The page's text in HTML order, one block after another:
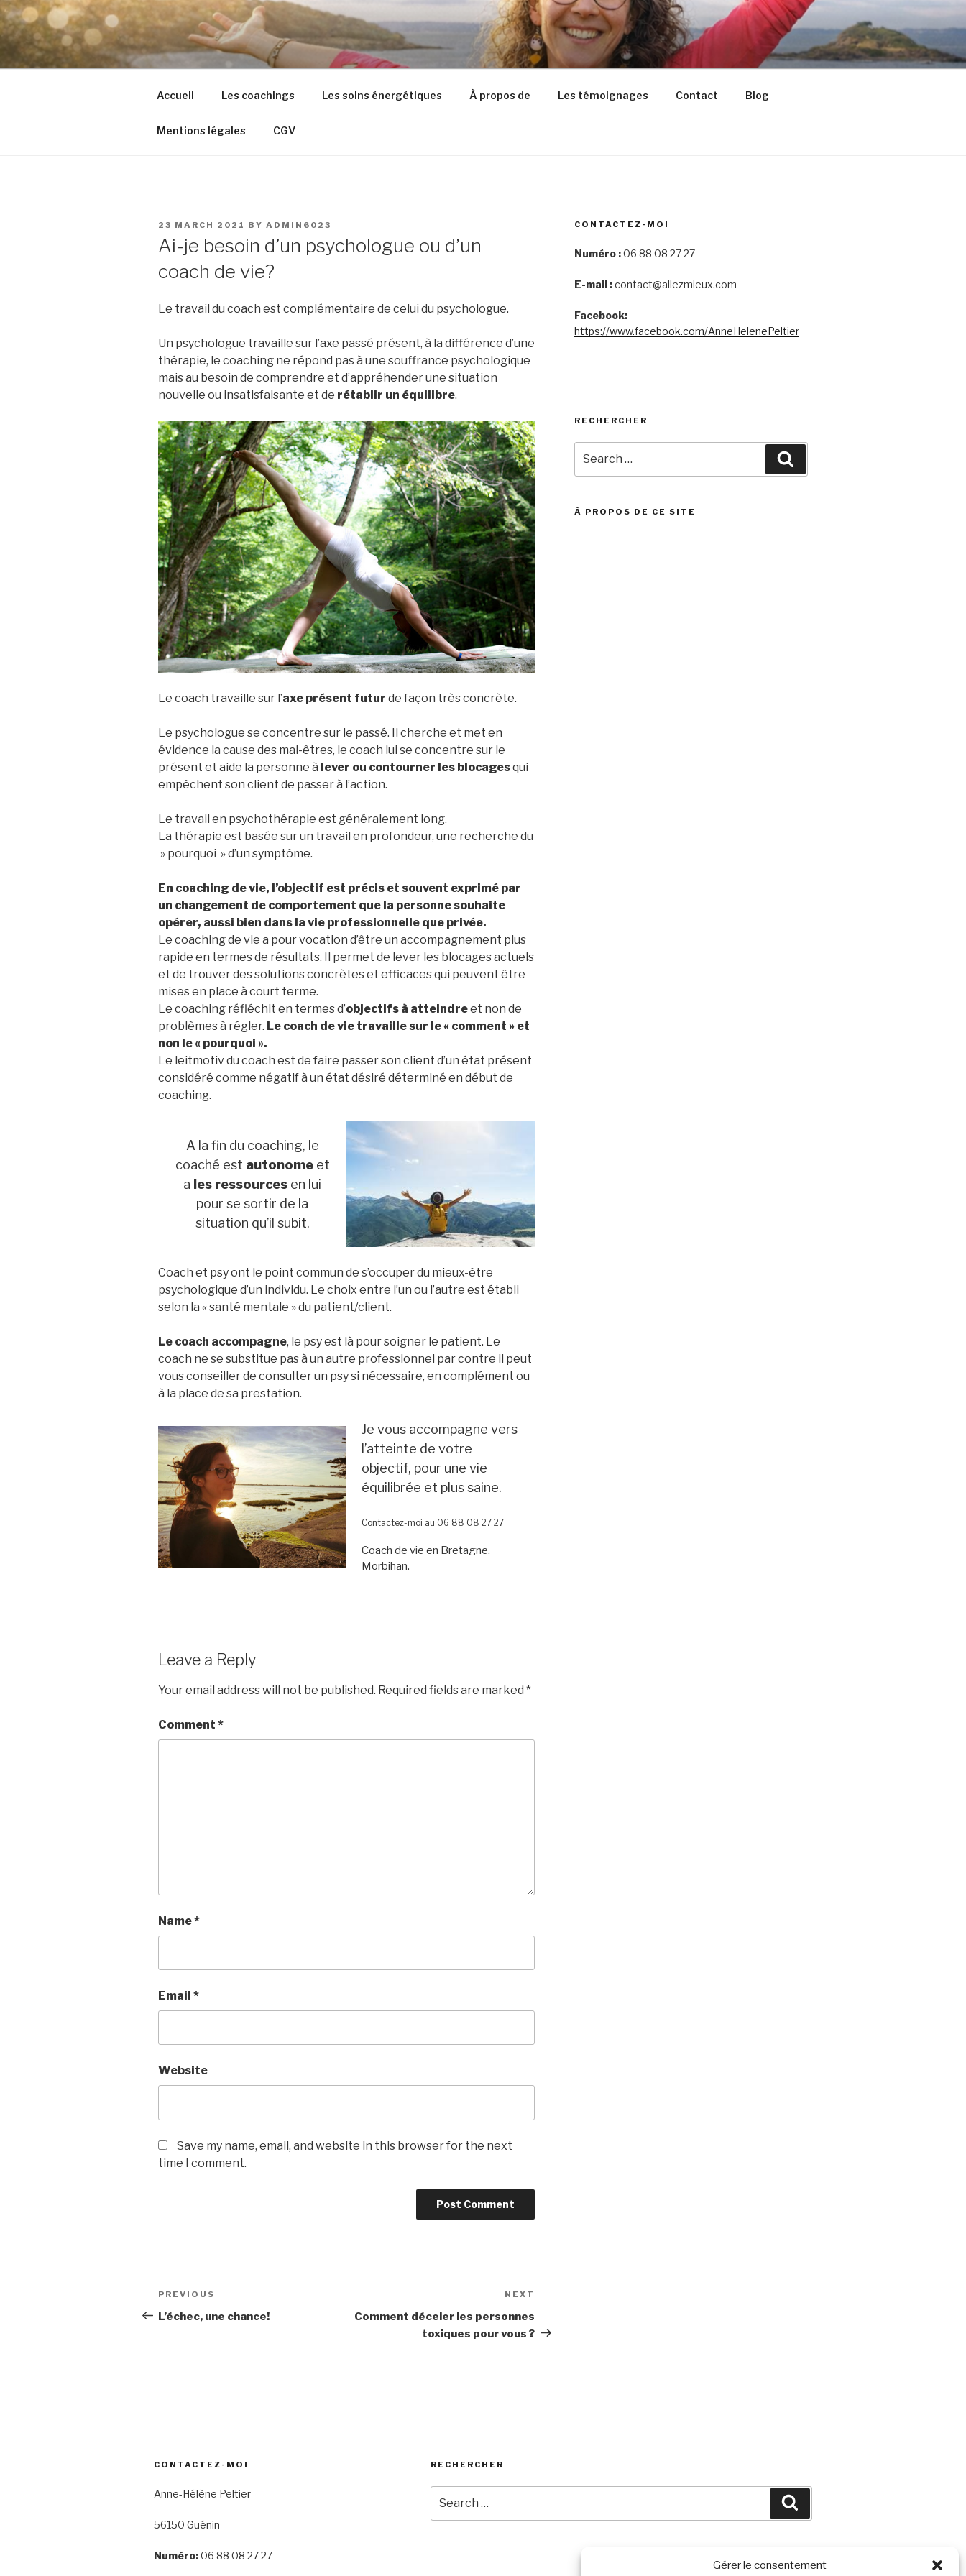
Gérer le consentement
Skip
to
content
Accueil Les coachings Les soins énergétiques À propos de Les témoignages Contact Blog
Mentions légales CGV
POSTED
23 MARCH 2021 BY ADMIN6023
Ai-je besoin d’un psychologue ou d’un
coach de vie?
Le travail du coach est complémentaire de celui du psychologue.
Un psychologue travaille sur l’axe passé présent, à la différence d’une
thérapie, le coaching ne répond pas à une souffrance psychologique
mais au besoin de comprendre et d’appréhender une situation
nouvelle ou insatisfaisante et de rétablir un équilibre.
Le coach travaille sur l’axe présent futur de façon très concrète.
Le psychologue se concentre sur le passé. Il cherche et met en
évidence la cause des mal-êtres, le coach lui se concentre sur le
présent et aide la personne à lever ou contourner les blocagesqui
empêchent son client de passer à l’action.
Le travail en psychothérapie est généralement long.
La thérapie est basée sur un travail en profondeur, une recherche du
» pourquoi » d’un symptôme.
En coaching de vie, l’objectif est précis et souvent exprimé par
un changement de comportement que la personne souhaite
opérer, aussi bien dans la vie professionnelle que privée.
Le coaching de vie a pour vocation d’être un accompagnement plus
rapide en termes de résultats. Il permet de lever les blocages actuels
et de trouver des solutions concrètes et efficaces qui peuvent être
mises en place à court terme.
Le coaching réfléchit en termes d’objectifs à atteindreet non de
problèmes à régler. Le coach de vie travaille sur le « comment » et
non le « pourquoi ».
Le leitmotiv du coach est de faire passer son client d’un état présent
considéré comme négatif à un état désiré déterminé en début de
coaching.
A la fin du coaching, le
coaché est autonomeet
a les ressources en lui
pour se sortir de la
situation qu’il subit.
Coach et psy ont le point commun de s’occuper du mieux-être
psychologique d’un individu. Le choix entre l’un ou l’autre est établi
selon la « santé mentale » du patient/client.
Le coach accompagne, le psy est là pour soigner le patient. Le
coach ne se substitue pas à un autre professionnel par contre il peut
vous conseiller de consulter un psy si nécessaire, en complément ou
à la place de sa prestation.
Je vous accompagne vers
l’atteinte de votre
objectif, pour une vie
équilibrée et plus saine.
Contactez-moi au 06 88 08 27 27
Coach de vie en Bretagne,
Morbihan.
Leave a Reply
Your email address will not be published. Required fields are marked *
Comment *
Name*
Email *
Website
Save my name, email, and website in this browser for the next
time I comment.
Post
navigation
Previous
Post
PREVIOUS
L’échec, une chance!
NEXT
Comment déceler les personnes
toxiques pour vous ?
CONTACTEZ-MOI
Numéro :06 88 08 27 27
E-mail :contact@allezmieux.com
Facebook:
https://www.facebook.com/AnneHelenePeltier
RECHERCHER
for:
À PROPOS DE CE SITE
CONTACTEZ-MOI
Anne-Hélène Peltier
56150 Guénin
Numéro:06 88 08 27 27
RECHERCHER
for: